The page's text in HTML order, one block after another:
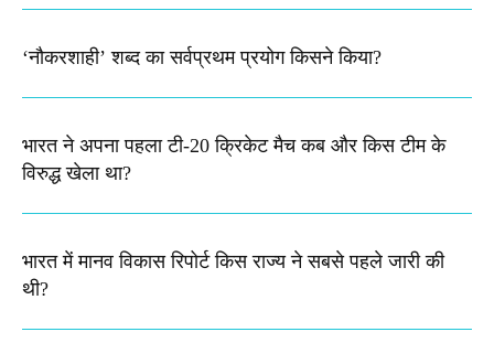
‘नौकरशाही’ शब्द का सर्वप्रथम प्रयोग किसने किया?
भारत ने अपना पहला टी-20 क्रिकेट मैच कब और किस टीम के
विरुद्ध खेला था?
भारत में मानव विकास रिपोर्ट किस राज्य ने सबसे पहले जारी की
थी?